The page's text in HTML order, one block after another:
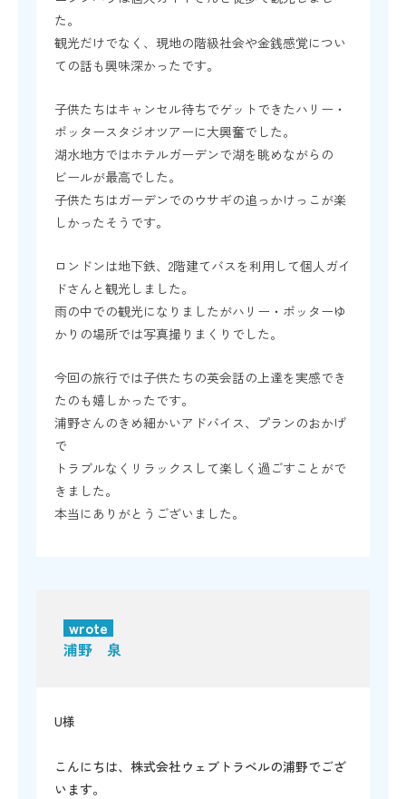
た。
観光だけでなく、現地の階級社会や金銭感覚につい
ての話も興味深かったです。
子供たちはキャンセル待ちでゲットできたハリー・
ポッタースタジオツアーに大興奮でした。
湖水地方ではホテルガーデンで湖を眺めながらの
ビールが最高でした。
子供たちはガーデンでのウサギの追っかけっこが楽
しかったそうです。
ロンドンは地下鉄、2階建てバスを利用して個人ガイ
ドさんと観光しました。
雨の中での観光になりましたがハリー・ポッターゆ
かりの場所では写真撮りまくりでした。
今回の旅行では子供たちの英会話の上達を実感でき
たのも嬉しかったです。
浦野さんのきめ細かいアドバイス、プランのおかげ
で
トラブルなくリラックスして楽しく過ごすことがで
きました。
本当にありがとうございました。
wrote
浦野 泉
U様
こんにちは、株式会社ウェブトラベルの浦野でござ
います。